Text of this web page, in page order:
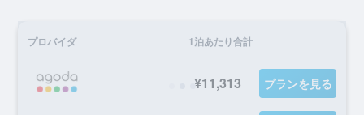
プロバイダ 1泊あたり合計
¥11,313 プランを見る